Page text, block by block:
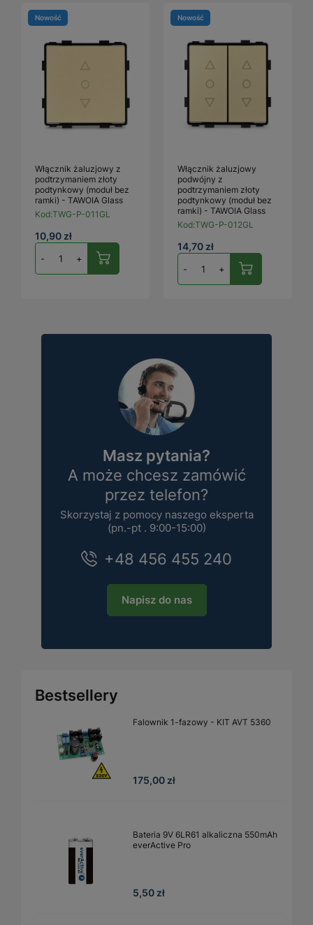
Nowość
Włącznik żaluzjowy z
podtrzymaniem złoty
podtynkowy (moduł bez
ramki) - TAWOIA Glass
Kod:TWG-P-011GL
10,90 zł
- +
Nowość
Włącznik żaluzjowy
podwójny z
podtrzymaniem złoty
podtynkowy (moduł bez
ramki) - TAWOIA Glass
Kod:TWG-P-012GL
14,70 zł
- +
Masz pytania?
A może chcesz zamówić
przez telefon?
Skorzystaj z pomocy naszego eksperta
(pn.-pt . 9:00-15:00)
+48 456 455 240
Napisz do nas
Bestsellery
Falownik 1-fazowy - KIT AVT 5360
175,00 zł
Bateria 9V 6LR61 alkaliczna 550mAh
everActive Pro
5,50 zł